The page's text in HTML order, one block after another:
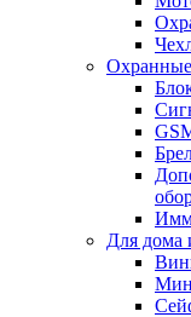
Для дома